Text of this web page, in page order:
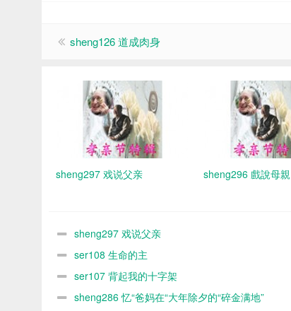
sheng126 道成肉身
sheng297 戏说父亲 sheng296 戲說母親
sheng297 戏说父亲
ser108 生命的主
ser107 背起我的十字架
sheng286 忆“爸妈在“大年除夕的“碎金满地”